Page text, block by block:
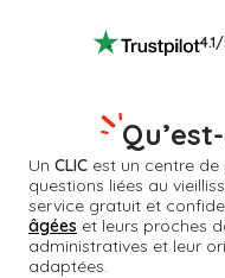
4.1/
Un CLIC est un centre
questions liées au
service gratuit et
âgées et leurs proches
administratives et leur
adaptées.